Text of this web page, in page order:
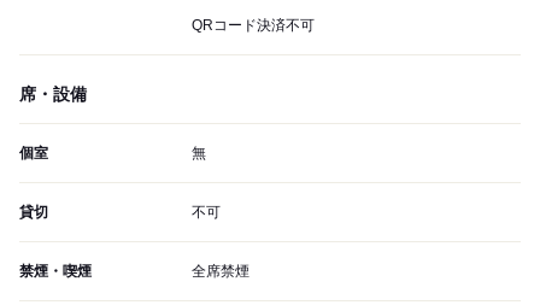
QRコード決済不可
席・設備
個室 無
貸切 不可
禁煙・喫煙 全席禁煙